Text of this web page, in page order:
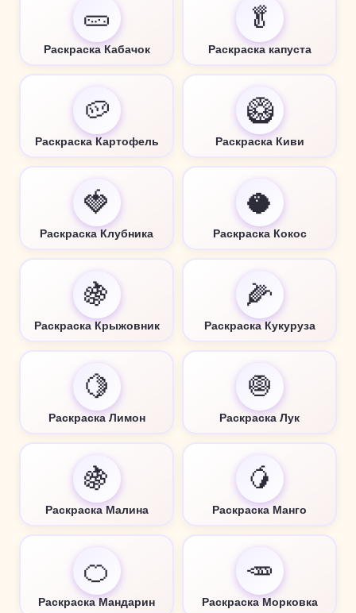
🥒
Раскраска Кабачок
🥬
Раскраска капуста
🥔
Раскраска Картофель
🥝
Раскраска Киви
🍓
Раскраска Клубника
🥥
Раскраска Кокос
🍇
Раскраска Крыжовник
🌽
Раскраска Кукуруза
🍋
Раскраска Лимон
🧅
Раскраска Лук
🍇
Раскраска Малина
🥭
Раскраска Манго
🍊
Раскраска Мандарин
🥕
Раскраска Морковка